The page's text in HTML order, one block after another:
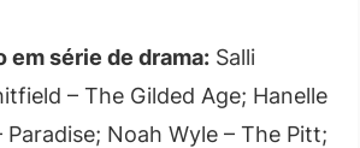
em série de drama: Salli
– The Gilded Age; Hanelle
Paradise; Noah Wyle – The Pitt;